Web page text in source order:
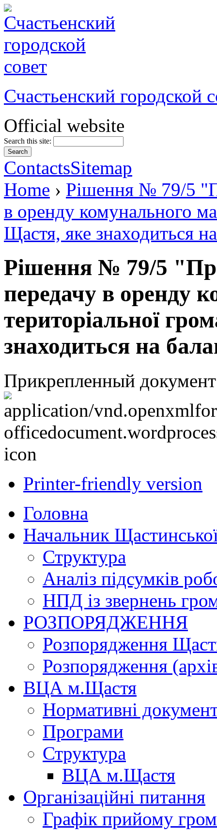
Счастьенский городской
Official website
Search this site:
ContactsSitemap
Home › Рішення № 79/5
в оренду комунального
Щастя, яке знаходиться
Рішення № 79/5
передачу в оренду
територіальної
знаходиться на
Прикрепленный
Printer-friendly version
Головна
Начальник
Структура
Аналіз підсумків
НПД із звернень
РОЗПОРЯДЖЕННЯ
Розпорядження
Розпорядження
ВЦА м.Щастя
Нормативні
Програми
Структура
ВЦА м.Щастя
Організаційні питання
Графік прийому